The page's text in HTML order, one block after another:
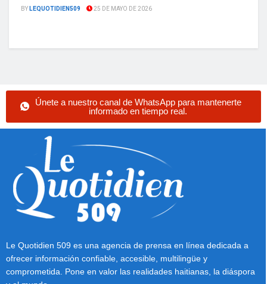
BYLEQUOTIDIEN509 25 DE MAYO DE 2026
Únete a nuestro canal de WhatsApp para mantenerte
informado en tiempo real.
Le Quotidien 509 es una agencia de prensa en línea dedicada a
ofrecer información confiable, accesible, multilingüe y
comprometida. Pone en valor las realidades haitianas, la diáspora